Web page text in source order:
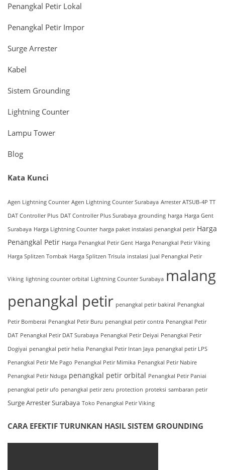
Penangkal Petir Lokal
Penangkal Petir Impor
Surge Arrester
Kabel
Sistem Grounding
Lightning Counter
Lampu Tower
Blog
Kata Kunci
Agen Lightning Counter Agen Lightning Counter Surabaya Arrester ATSUB-4P TT
DAT Controller Plus DAT Controller Plus Surabaya grounding harga Harga Gent
Surabaya Harga Lightning Counter harga paket instalasi penangkal petir Harga
Penangkal Petir Harga Penangkal Petir Gent Harga Penangkal Petir Viking
Harga Splitzen Tombak Harga Splitzen Trisula instalasi Jual Penangkal Petir
Viking lightning counter orbital Lightning Counter Surabaya malang
penangkal petir penangkal petir bakiral Penangkal
Petir Bomberai Penangkal Petir Buru penangkal petir contra Penangkal Petir
DAT Penangkal Petir DAT Surabaya Penangkal Petir Deiyai Penangkal Petir
Dogiyai penangkal petir helia Penangkal Petir Intan Jaya penangkal petir LPS
Penangkal Petir Me Pago Penangkal Petir Mimika Penangkal Petir Nabire
Penangkal Petir Nduga penangkal petir orbital Penangkal Petir Paniai
penangkal petir ufo penangkal petir zeru protection proteksi sambaran petir
Surge Arrester Surabaya Toko Penangkal Petir Viking
CARA EFEKTIF TURUNKAN HASIL SISTEM GROUNDING